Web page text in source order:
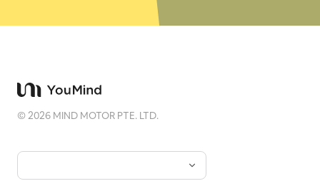
©2026 MIND MOTOR PTE. LTD.